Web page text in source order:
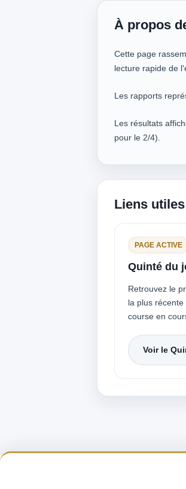
À propos
Cette page
lecture rapide de
Les rapports
Les résultats
pour le 2/4).
Liens utiles
PAGE ACTIVE
Quinté du
Retrouvez le
la plus
course en
Voir le